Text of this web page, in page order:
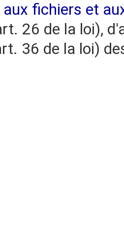
fichiers et
26 de la loi),
36 de la loi)